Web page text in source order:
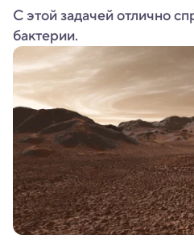
С этой задачей отлично
бактерии.